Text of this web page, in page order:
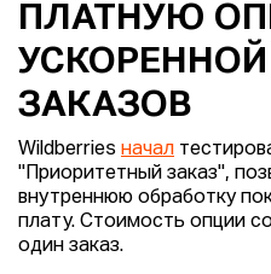
ПЛАТНУЮ
ЗАКАЗОВ
Wildberries начал
"Приоритетный заказ",
внутреннюю обработку
плату. Стоимость опции
один заказ.